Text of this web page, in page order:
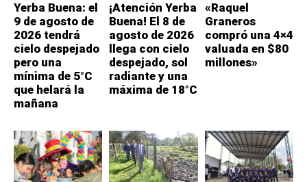
Yerba Buena: el
9 de agosto de
2026 tendrá
cielo despejado
pero una
mínima de 5°C
que helará la
mañana
¡Atención Yerba
Buena! El 8 de
agosto de 2026
llega con cielo
despejado, sol
radiante y una
máxima de 18°C
«Raquel
Graneros
compró una 4×4
valuada en $80
millones»